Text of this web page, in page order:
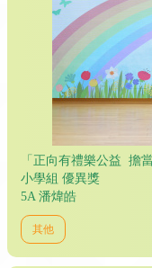
「正向有禮樂公益 擔
小學組 優異獎
5A 潘煒皓
其他